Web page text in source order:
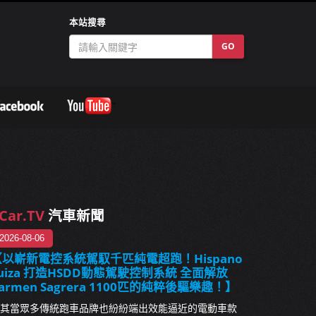
本站搜尋
GO
汽車新聞
08-06
嶄新電控系統駕馭千匹純電超跑！Hispano
打造HSDD動態駕駛控制系統 全面解放
Sagrera 1100匹的純粹後驅樂趣！】
當眾多傳統跑車品牌也紛紛端出效能逼近的電動車款